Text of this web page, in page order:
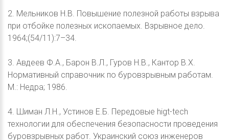
2. Мельников Н.В. Повышение полезной работы взрыва
при отбойке полезных ископаемых. Взрывное дело.
1964;(54/11):7–34.
3. Авдеев Ф.А., Барон В.Л., Гуров Н.В., Кантор В.Х.
Нормативный справочник по буровзрывным работам.
М.: Недра; 1986.
4. Шиман Л.Н., Устинов Е.Б. Передовые higt-tech
технологии для обеспечения безопасности проведения
буровзрывных работ. Украинский союз инженеров